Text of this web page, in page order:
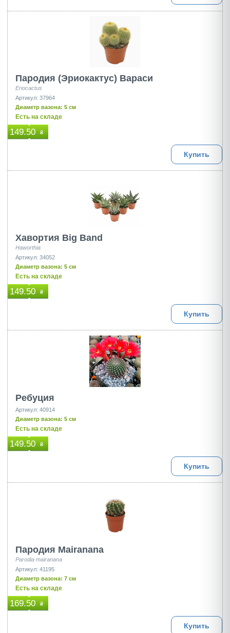
Пародия (Эриокактус) Вараси
Eriocactus
Артикул: 37964
Диаметр вазона: 5 см
Есть на складе
149.50 ₴
Купить
Хавортия Big Band
Haworthia
Артикул: 34052
Диаметр вазона: 5 см
Есть на складе
149.50 ₴
Купить
Ребуция
Артикул: 40914
Диаметр вазона: 5 см
Есть на складе
149.50 ₴
Купить
Пародия Mairanana
Parodia mairanana
Артикул: 41195
Диаметр вазона: 7 см
Есть на складе
169.50 ₴
Купить